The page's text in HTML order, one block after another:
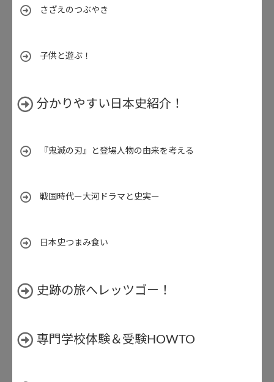
さざえのつぶやき
子供と遊ぶ！
分かりやすい日本史紹介！
『鬼滅の刃』と登場人物の由来を考える
戦国時代ー大河ドラマと史実ー
日本史つまみ食い
史跡の旅へレッツゴー！
專門学校体験＆受験HOWTO